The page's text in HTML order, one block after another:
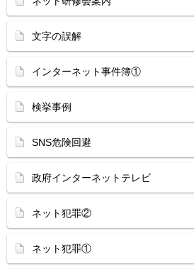
文字の誤解
インターネット事件簿①
検挙事例
SNS危険回避
政府インターネットテレビ
ネット犯罪②
ネット犯罪①